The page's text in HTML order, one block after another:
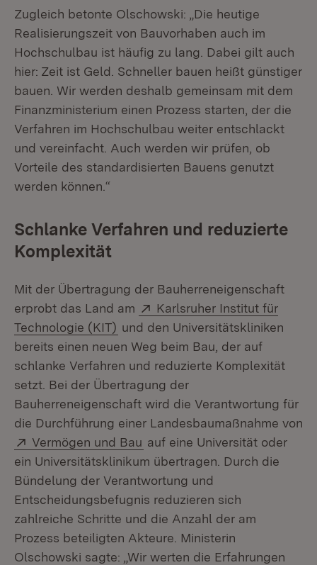
Zugleich betonte Olschowski: „Die heutige
Realisierungszeit von Bauvorhaben auch im
Hochschulbau ist häufig zu lang. Dabei gilt auch
hier: Zeit ist Geld. Schneller bauen heißt günstiger
bauen. Wir werden deshalb gemeinsam mit dem
Finanzministerium einen Prozess starten, der die
Verfahren im Hochschulbau weiter entschlackt
und vereinfacht. Auch werden wir prüfen, ob
Vorteile des standardisierten Bauens genutzt
werden können.“
Schlanke Verfahren und reduzierte
Komplexität
Mit der Übertragung der Bauherreneigenschaft
erprobt das Land am
Extern:
Karlsruher Institut für
Technologie (KIT) (Öffnet in neuem Fenster)
und den Universitätskliniken
bereits einen neuen Weg beim Bau, der auf
schlanke Verfahren und reduzierte Komplexität
setzt. Bei der Übertragung der
Bauherreneigenschaft wird die Verantwortung für
die Durchführung einer Landesbaumaßnahme von
Extern:
Vermögen und Bau (Öffnet in neuem Fenster)
auf eine Universität oder
ein Universitätsklinikum übertragen. Durch die
Bündelung der Verantwortung und
Entscheidungsbefugnis reduzieren sich
zahlreiche Schritte und die Anzahl der am
Prozess beteiligten Akteure. Ministerin
Olschowski sagte: „Wir werten die Erfahrungen